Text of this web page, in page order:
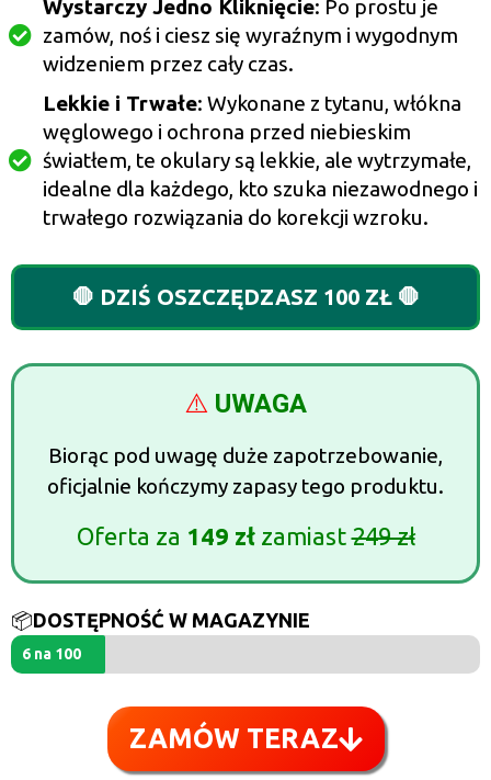
Wystarczy Jedno Kliknięcie: Po prostu je
zamów, noś i ciesz się wyraźnym i wygodnym
widzeniem przez cały czas.
Lekkie i Trwałe: Wykonane z tytanu, włókna
węglowego i ochrona przed niebieskim
światłem, te okulary są lekkie, ale wytrzymałe,
idealne dla każdego, kto szuka niezawodnego i
trwałego rozwiązania do korekcji wzroku.
🛑 DZIŚ OSZCZĘDZASZ 100 ZŁ 🛑
⚠️ UWAGA
Biorąc pod uwagę duże zapotrzebowanie,
oficjalnie kończymy zapasy tego produktu.
Oferta za 149 zł zamiast249 zł
📦DOSTĘPNOŚĆ W MAGAZYNIE
6 na 100
ZAMÓW TERAZ